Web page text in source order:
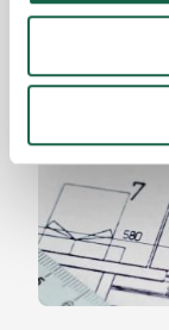
1.2.2020